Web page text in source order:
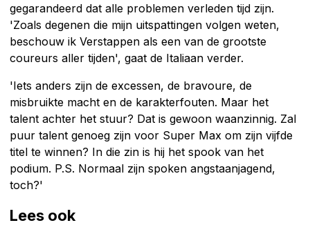
gegarandeerd dat alle problemen verleden tijd zijn.
'Zoals degenen die mijn uitspattingen volgen weten,
beschouw ik Verstappen als een van de grootste
coureurs aller tijden', gaat de Italiaan verder.
'Iets anders zijn de excessen, de bravoure, de
misbruikte macht en de karakterfouten. Maar het
talent achter het stuur? Dat is gewoon waanzinnig. Zal
puur talent genoeg zijn voor Super Max om zijn vijfde
titel te winnen? In die zin is hij het spook van het
podium. P.S. Normaal zijn spoken angstaanjagend,
toch?'
Lees ook